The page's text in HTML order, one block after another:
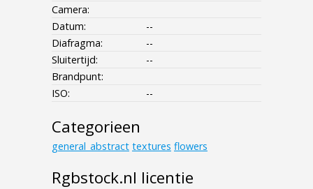
Camera:
Datum:
--
Diafragma:
--
Sluitertijd:
--
Brandpunt:
ISO:
--
Categorieen
general_abstract textures flowers
Rgbstock.nl licentie